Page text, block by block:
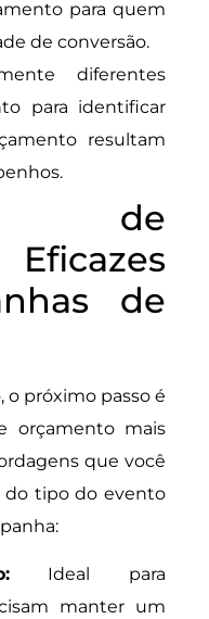
para quem
de conversão.
diferentes
para identificar
resultam
de
de
próximo passo é
orçamento mais
que você
do tipo do evento
Ideal para
manter um